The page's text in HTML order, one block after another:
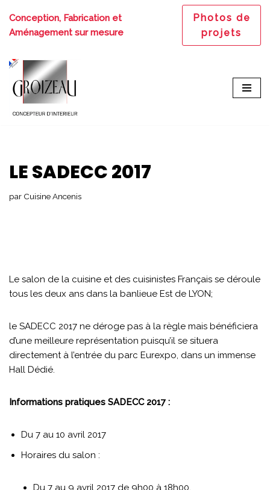
Aller
contenu
Conception, Fabrication et
Aménagement sur mesure
Photos de
projets
LE SADECC 2017
par Cuisine Ancenis
Le salon de la cuisine et des cuisinistes Français se déroule
tous les deux ans dans la banlieue Est de LYON;
le SADECC 2017 ne déroge pas à la règle mais bénéficiera
d’une meilleure représentation puisqu’il se situera
directement à l’entrée du parc Eurexpo, dans un immense
Hall Dédié.
Informations pratiques SADECC 2017 :
Du 7 au 10 avril 2017
Horaires du salon :
Du 7 au 9 avril 2017 de 9h00 à 18h00.